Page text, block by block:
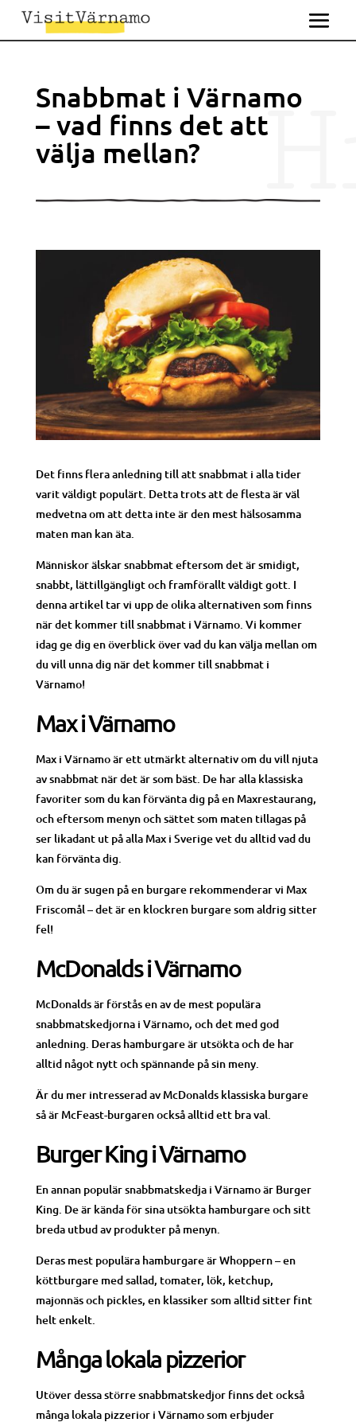
Snabbmat i Värnamo
– vad finns det att
välja mellan?
Det finns flera anledning till att snabbmat i alla tider
varit väldigt populärt. Detta trots att de flesta är väl
medvetna om att detta inte är den mest hälsosamma
maten man kan äta.
Människor älskar snabbmat eftersom det är smidigt,
snabbt, lättillgängligt och framförallt väldigt gott. I
denna artikel tar vi upp de olika alternativen som finns
när det kommer till snabbmat i Värnamo. Vi kommer
idag ge dig en överblick över vad du kan välja mellan om
du vill unna dig när det kommer till snabbmat i
Värnamo!
Max i Värnamo
Max i Värnamo är ett utmärkt alternativ om du vill njuta
av snabbmat när det är som bäst. De har alla klassiska
favoriter som du kan förvänta dig på en Maxrestaurang,
och eftersom menyn och sättet som maten tillagas på
ser likadant ut på alla Max i Sverige vet du alltid vad du
kan förvänta dig.
Om du är sugen på en burgare rekommenderar vi Max
Friscomål – det är en klockren burgare som aldrig sitter
fel!
McDonalds i Värnamo
McDonalds är förstås en av de mest populära
snabbmatskedjorna i Värnamo, och det med god
anledning. Deras hamburgare är utsökta och de har
alltid något nytt och spännande på sin meny.
Är du mer intresserad av McDonalds klassiska burgare
så är McFeast-burgaren också alltid ett bra val.
Burger King i Värnamo
En annan populär snabbmatskedja i Värnamo är Burger
King. De är kända för sina utsökta hamburgare och sitt
breda utbud av produkter på menyn.
Deras mest populära hamburgare är Whoppern – en
köttburgare med sallad, tomater, lök, ketchup,
majonnäs och pickles, en klassiker som alltid sitter fint
helt enkelt.
Många lokala pizzerior
Utöver dessa större snabbmatskedjor finns det också
många lokala pizzerior i Värnamo som erbjuder